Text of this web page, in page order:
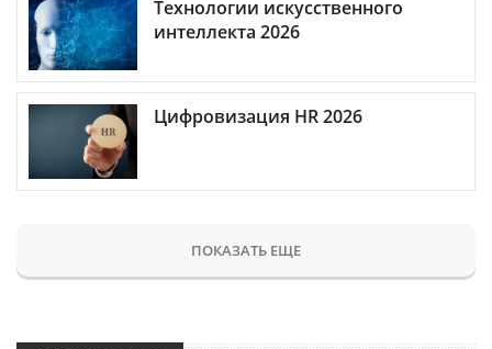
Технологии искусственного
интеллекта 2026
Цифровизация HR 2026
ПОКАЗАТЬ ЕЩЕ